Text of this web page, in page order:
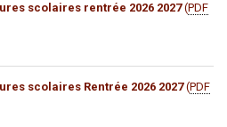
scolaires rentrée 2026 2027 (PDF
scolaires Rentrée 2026 2027 (PDF